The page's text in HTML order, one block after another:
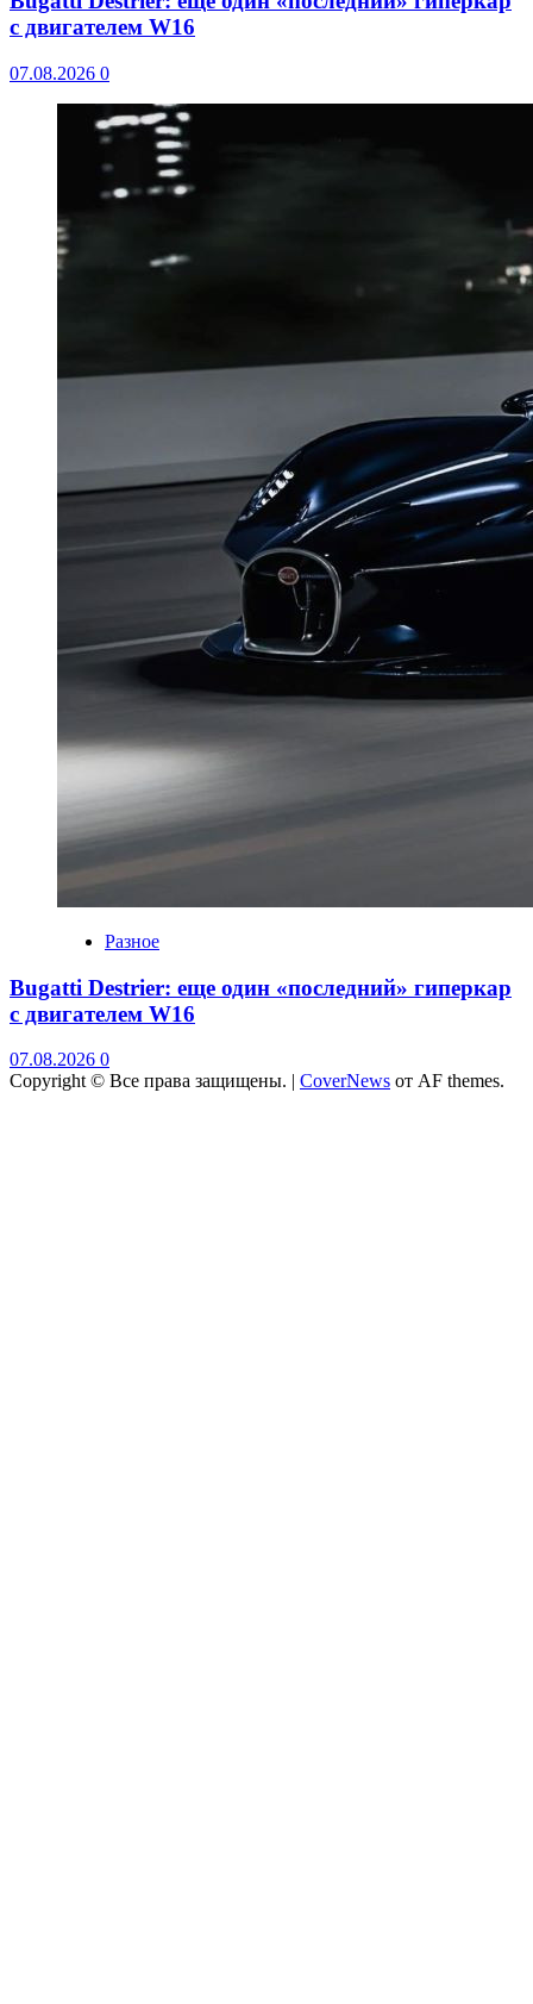
с двигателем W16
07.08.2026 0
Разное
Bugatti Destrier: еще один «последний» гиперкар
с двигателем W16
07.08.2026 0
Copyright © Все права защищены. | CoverNews от AF themes.